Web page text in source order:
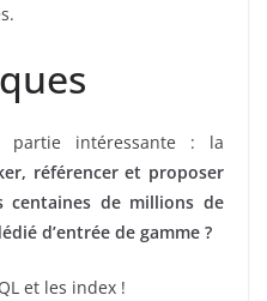
partie intéressante : la
référencer et proposer
centaines de millions de
d’entrée de gamme ?
et les index !